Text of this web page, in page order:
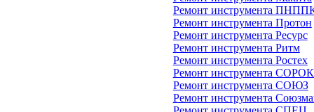
Ремонт инструмента
Ремонт инструмента Протон
Ремонт инструмента Ресурс
Ремонт инструмента Ритм
Ремонт инструмента Ростех
Ремонт инструмента
Ремонт инструмента СОЮЗ
Ремонт инструмента